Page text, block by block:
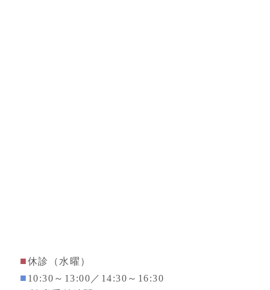
■休診（水曜）
■ 10:30～13:00／14:30～16:30